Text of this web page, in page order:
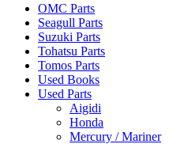
OMC Parts
Seagull Parts
Suzuki Parts
Tohatsu Parts
Tomos Parts
Used Books
Used Parts
Aigidi
Honda
Mercury / Mariner